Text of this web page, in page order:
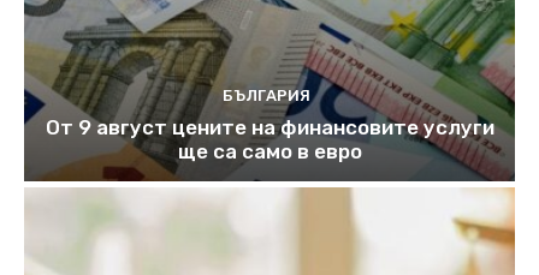
БЪЛГАРИЯ
От 9 август цените на финансовите услуги
ще са само в евро